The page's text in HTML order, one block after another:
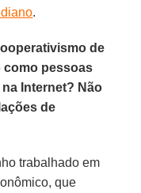
.
de
como pessoas
Internet? Não
de
trabalhado em
que